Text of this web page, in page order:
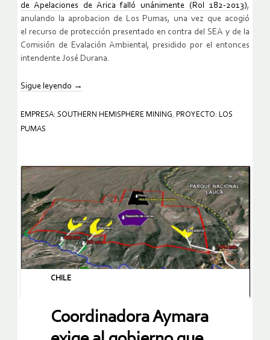
de Apelaciones de Arica falló unánimente (Rol 182-2013),
anulando la aprobacion de Los Pumas, una vez que acogió
el recurso de protección presentado en contra del SEA y de la
Comisión de Evalación Ambiental, presidido por el entonces
intendente José Durana.
Sigue leyendo →
EMPRESA: SOUTHERN HEMISPHERE MINING, PROYECTO: LOS
PUMAS
CHILE
Coordinadora Aymara